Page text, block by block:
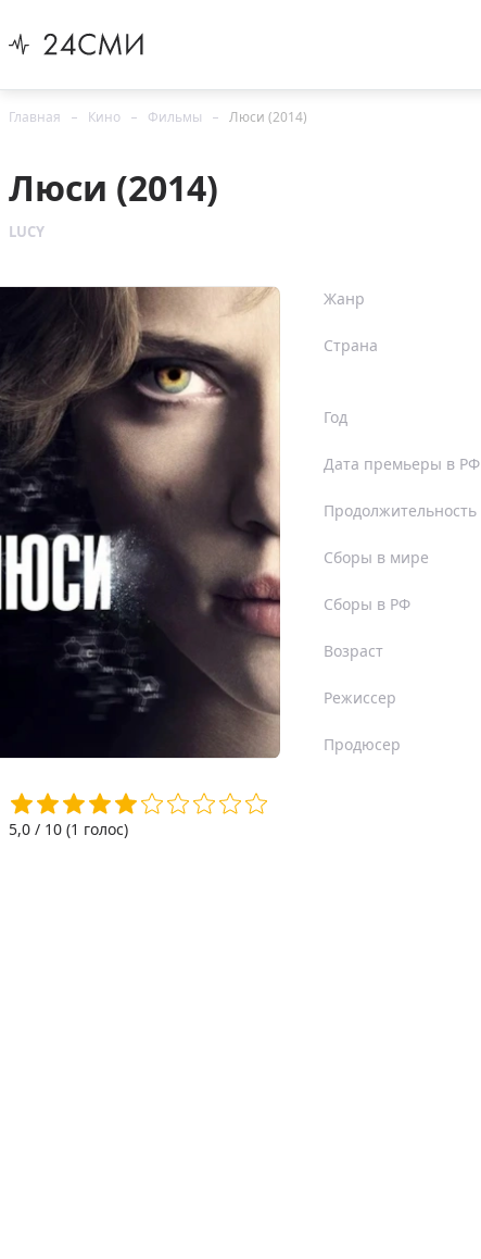
Главная Кино Фильмы Люси (2014)
Люси (2014)
LUCY
5,0 / 10 (1 голос)
Жанр
Страна
Год
Дата премьеры в РФ
Продолжительность
Сборы в мире
Сборы в РФ
Возраст
Режиссер
Продюсер